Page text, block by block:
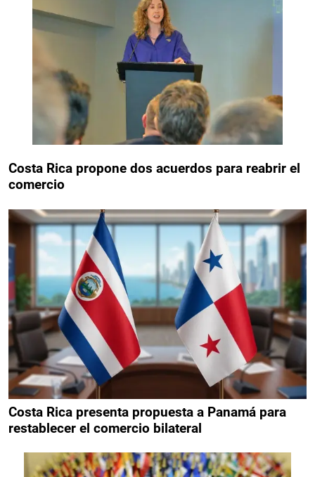
Costa Rica propone dos acuerdos para reabrir el
comercio
Costa Rica presenta propuesta a Panamá para
restablecer el comercio bilateral